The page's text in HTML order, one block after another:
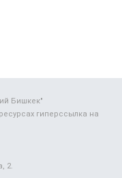
Бишкек"
гиперссылка на
2.